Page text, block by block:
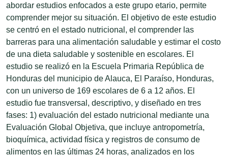
abordar estudios enfocados a este grupo etario, permite
comprender mejor su situación. El objetivo de este estudio
se centró en el estado nutricional, el comprender las
barreras para una alimentación saludable y estimar el costo
de una dieta saludable y sostenible en escolares. El
estudio se realizó en la Escuela Primaria República de
Honduras del municipio de Alauca, El Paraíso, Honduras,
con un universo de 169 escolares de 6 a 12 años. El
estudio fue transversal, descriptivo, y diseñado en tres
fases: 1) evaluación del estado nutricional mediante una
Evaluación Global Objetiva, que incluye antropometría,
bioquímica, actividad física y registros de consumo de
alimentos en las últimas 24 horas, analizados en los